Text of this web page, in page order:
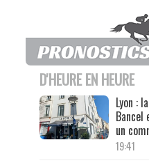
D'HEURE EN HEURE
Lyon :
un
19:41